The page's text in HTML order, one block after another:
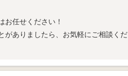
お任せください！
がありましたら、お気軽にご相談くだ